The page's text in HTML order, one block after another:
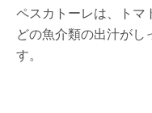
ペスカトーレは、トマ
どの魚介類の出汁がし
す。